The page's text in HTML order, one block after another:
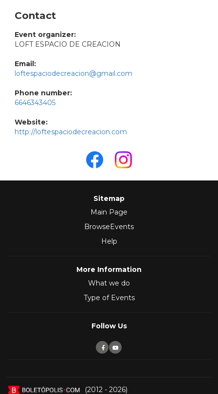
Contact
Event organizer:
LOFT ESPACIO DE CREACION
Email:
loftespaciodecreacion@gmail.com
Phone number:
6646343405
Website:
http://loftespaciodecreacion.com
Sitemap
Main Page
BrowseEvents
Help
More Information
What we do
Type of Events
Follow Us
(2012 - 2026)